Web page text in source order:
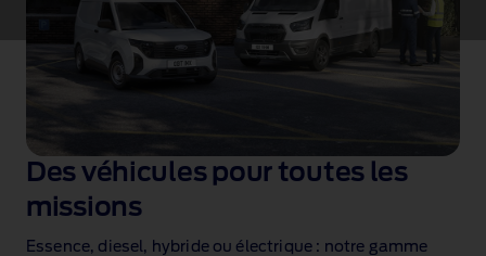
Des véhicules pour toutes les
missions
Essence, diesel, hybride ou électrique : notre gamme